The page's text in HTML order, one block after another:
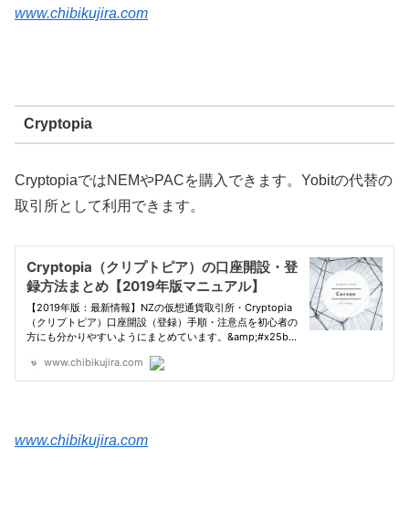
www.chibikujira.com
Cryptopia
CryptopiaではNEMやPACを購入できます。Yobitの代替の
取引所として利用できます。
www.chibikujira.com